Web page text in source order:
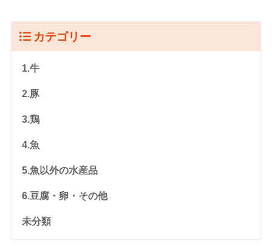
カテゴリー
1.牛
2.豚
3.鶏
4.魚
5.魚以外の水産品
6.豆腐・卵・その他
未分類